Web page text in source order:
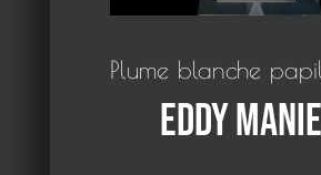
Plume blanche
Eddy